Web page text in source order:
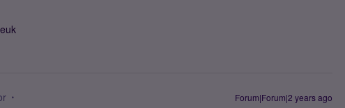
Forum|Forum|2 years ago